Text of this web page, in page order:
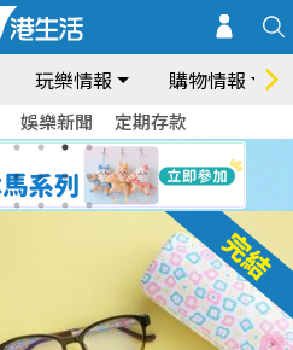
玩樂情報 購物情報
娛樂新聞 定期存款